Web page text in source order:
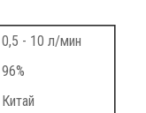
0,5 - 10 л/мин
96%
Китай